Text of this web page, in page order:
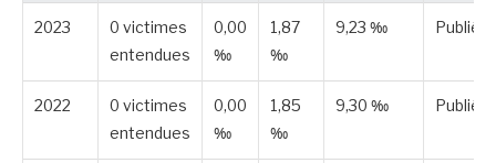
2023
0 victimes
entendues
0,00
‰
1,87
‰
9,23 ‰ Publiée
2022
0 victimes
entendues
0,00
‰
1,85
‰
9,30 ‰ Publiée